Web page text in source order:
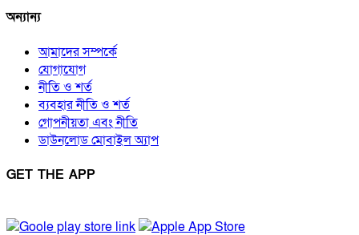
অন্যান্য
আমাদের সম্পর্কে
যোগাযোগ
নীতি ও শর্ত
ব্যবহার নীতি ও শর্ত
গোপনীয়তা এবং নীতি
ডাউনলোড মোবাইল অ্যাপ
GET THE APP